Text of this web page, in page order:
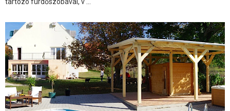
tartozó fürdőszobával, v ...